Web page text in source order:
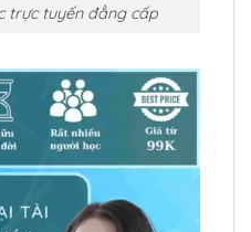
trực tuyến đẳng cấp